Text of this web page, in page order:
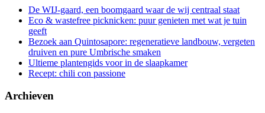
De WIJ-gaard, een boomgaard waar de wij centraal staat
Eco & wastefree picknicken: puur genieten met wat je tuin
geeft
Bezoek aan Quintosapore: regeneratieve landbouw, vergeten
druiven en pure Umbrische smaken
Ultieme plantengids voor in de slaapkamer
Recept: chili con passione
Archieven